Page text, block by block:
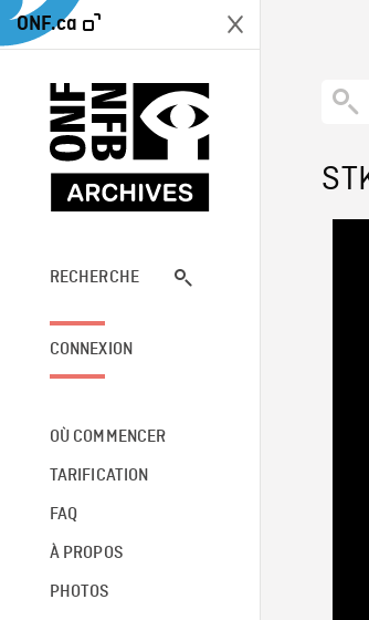
ONF.ca
RECHERCHE
CONNEXION
OÙ COMMENCER
TARIFICATION
FAQ
À PROPOS
PHOTOS